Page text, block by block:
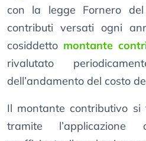
con la legge Fornero
contributi versati ogni
cosiddetto montante
rivalutato
dell’andamento del costo
Il montante contributivo si
tramite